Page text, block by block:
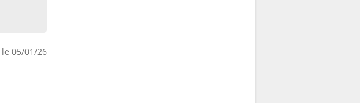
05/01/26